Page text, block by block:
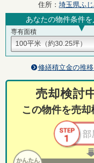
住所： 埼玉県ふ
あなたの物件条件
専有面積
修繕積立金の推
売却検討
この物件を売